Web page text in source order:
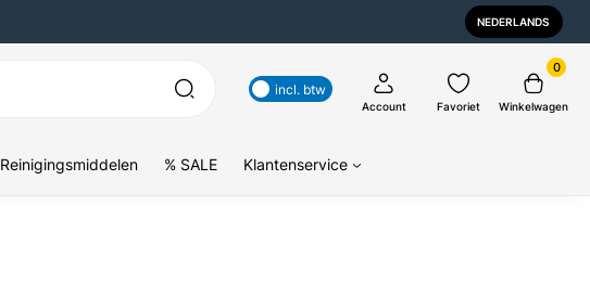
NEDERLANDS
incl. btw
Account Favoriet
0
Winkelwagen
Reinigingsmiddelen % SALE Klantenservice